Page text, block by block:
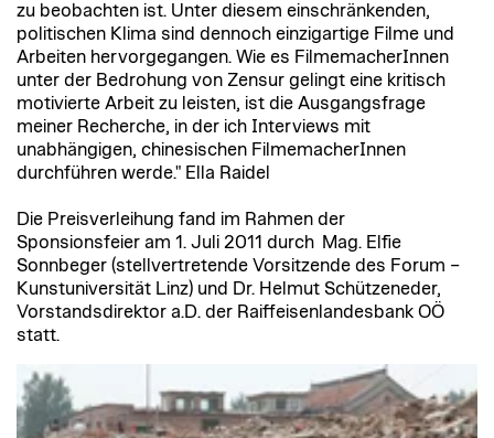
zu beobachten ist. Unter diesem einschränkenden,
politischen Klima sind dennoch einzigartige Filme und
Arbeiten hervorgegangen. Wie es FilmemacherInnen
unter der Bedrohung von Zensur gelingt eine kritisch
motivierte Arbeit zu leisten, ist die Ausgangsfrage
meiner Recherche, in der ich Interviews mit
unabhängigen, chinesischen FilmemacherInnen
durchführen werde." Ella Raidel
Die Preisverleihung fand im Rahmen der
Sponsionsfeier am 1. Juli 2011 durch Mag. Elfie
Sonnbeger (stellvertretende Vorsitzende des Forum –
Kunstuniversität Linz) und Dr. Helmut Schützeneder,
Vorstandsdirektor a.D. der Raiffeisenlandesbank OÖ
statt.